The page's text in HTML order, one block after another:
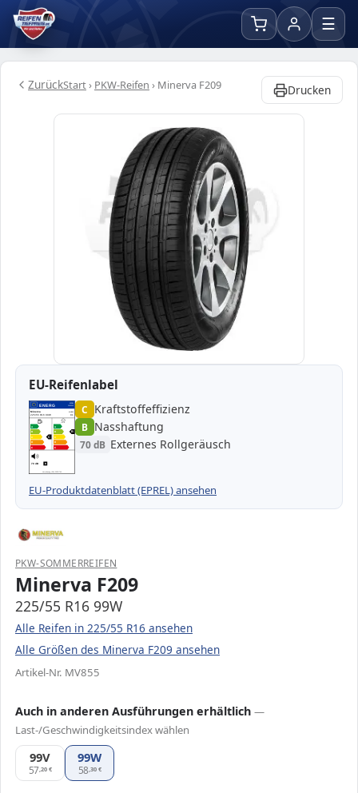
☰
ZurückStart› PKW-Reifen › Minerva F209 Drucken
EU-Reifenlabel
ENERG 1000000
Minerva MV855
225/55 R16 99W C1
A
B
C
C
D
E
A
B
B
C
D
E
70 dB B
Verordnung (EU) 2020/740
C Kraftstoffeffizienz
B Nasshaftung
70 dB Externes Rollgeräusch
EU-Produktdatenblatt (EPREL) ansehen
PKW-SOMMERREIFEN
Minerva F209
225/55 R16 99W
Alle Reifen in 225/55 R16 ansehen
Alle Größen des Minerva F209 ansehen
Artikel-Nr. MV855
Auch in anderen Ausführungen erhältlich —
Last-/Geschwindigkeitsindex wählen
99V
57,20 €
Minerva F209 225/55 R16, Ausführung 99V
99W
58,30 €